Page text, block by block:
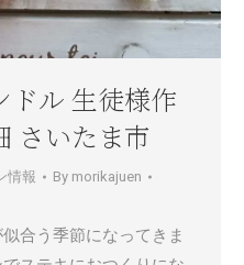
ドル 生徒様作
さいたま市
情報 By morikajuen
合う季節になってきま